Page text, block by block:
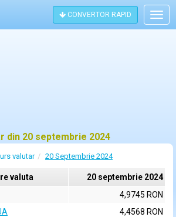
CONVERTOR RAPID
din 20 septembrie 2024
valutar 20 Septembrie 2024
valuta
20 septembrie 2024
4,9745 RON
4,4568 RON